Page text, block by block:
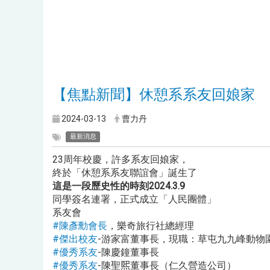
【焦點新聞】休憩系系友回娘家
2024-03-13 曹力丹
最新消息
23周年校慶，許多系友回娘家，
終於「休憩系系友聯誼會」誕生了
這是一段歷史性的時刻2024.3.9
同學簽名連署，正式成立「人民團體」
系友會
#陳彥勳會長 ，樂奇旅行社總經理
#傑出校友-游家富董事長，現職：草屯九九峰動物
#優秀系友-陳慶鐘董事長
#優秀系友-陳聖𤋮董事長（仁久營造公司）